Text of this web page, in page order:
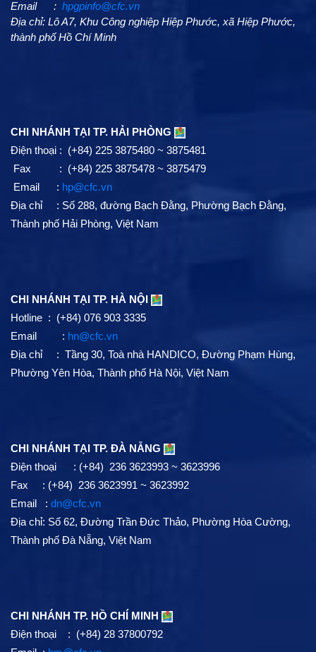
Email : hpgpinfo@cfc.vn
Địa chỉ: Lô A7, Khu Công nghiệp Hiệp Phước, xã Hiệp Phước,
thành phố Hồ Chí Minh
CHI NHÁNH TẠI TP. HẢI PHÒNG
Điện thoại : (+84) 225 3875480 ~ 3875481
Fax : (+84) 225 3875478 ~ 3875479
Email : hp@cfc.vn
Địa chỉ : Số 288, đường Bạch Đằng, Phường Bạch Đằng,
Thành phố Hải Phòng, Việt Nam
CHI NHÁNH TẠI TP. HÀ NỘI
Hotline : (+84) 076 903 3335
Email : hn@cfc.vn
Địa chỉ : Tầng 30, Toà nhà HANDICO, Đường Phạm Hùng,
Phường Yên Hòa, Thành phố Hà Nội, Việt Nam
CHI NHÁNH TẠI TP. ĐÀ NẴNG
Điện thoại : (+84) 236 3623993 ~ 3623996
Fax : (+84) 236 3623991 ~ 3623992
Email : dn@cfc.vn
Địa chỉ: Số 62, Đường Trần Đức Thảo, Phường Hòa Cường,
Thành phố Đà Nẵng, Việt Nam
CHI NHÁNH TP. HỒ CHÍ MINH
Điện thoại : (+84) 28 37800792